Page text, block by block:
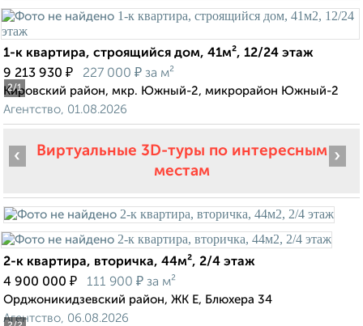
2/1
1-к квартира, строящийся дом, 41м², 12/24 этаж
9 213 930 ₽ 227 000 ₽ за м²
Кировский район, мкр. Южный-2, микрорайон Южный-2
Агентство, 01.08.2026
Виртуальные 3D-туры по интересным
местам
‹ ›
2-к квартира, вторичка, 44м², 2/4 этаж
4 900 000 ₽ 111 900 ₽ за м²
Орджоникидзевский район, ЖК Е, Блюхера 34
Агентство, 06.08.2026